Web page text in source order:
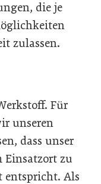
die je
zulassen.
Für
unseren
dass unser
Einsatzort zu
entspricht. Als